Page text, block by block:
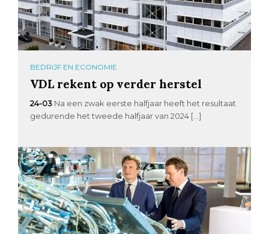
BEDRIJF EN ECONOMIE
VDL rekent op verder herstel
24-03 Na een zwak eerste halfjaar heeft het resultaat
gedurende het tweede halfjaar van 2024 […]